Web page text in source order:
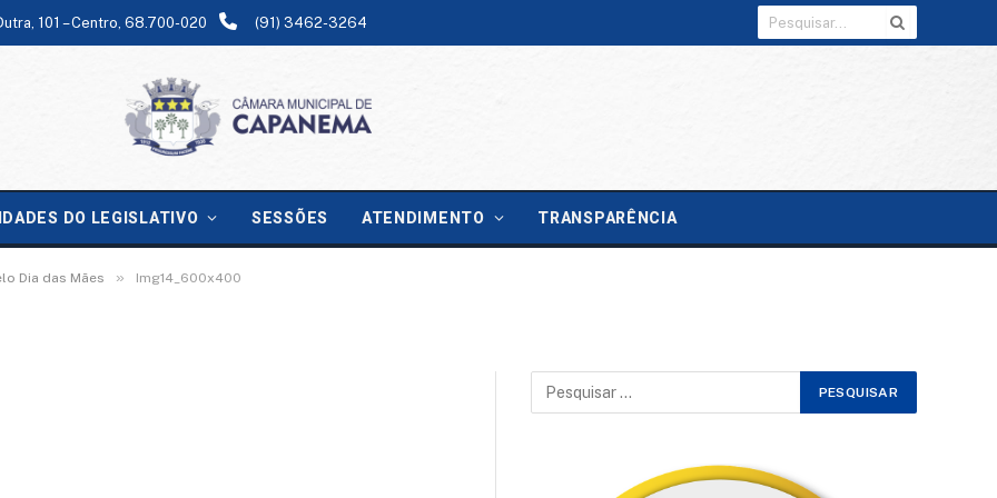
101 – Centro, 68.700-020 (91) 3462-3264
DO LEGISLATIVO SESSÕES ATENDIMENTO TRANSPARÊNCIA
Dia das Mães » Img14_600x400